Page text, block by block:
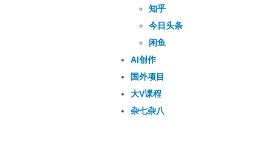
知乎
今日头条
闲鱼
AI创作
国外项目
大V课程
杂七杂八